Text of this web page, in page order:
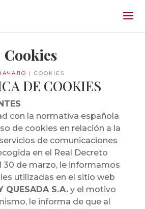
Cookies
| COOKIES
DE COOKIES
con la normativa española
de cookies en relación a la
de comunicaciones
en el Real Decreto
30 de marzo, le informamos
utilizadas en el sitio web
QUESADA S.A.y el motivo
le informa de que al